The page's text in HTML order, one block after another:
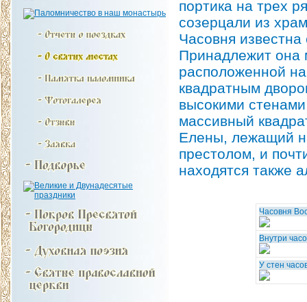
портика на трех
созерцали из
Часовня
Принадлежит она
расположенной
квадратным
высокими
массивный
Елены, лежащий
престолом, и
находятся также
Часовня
Внутри
У стен